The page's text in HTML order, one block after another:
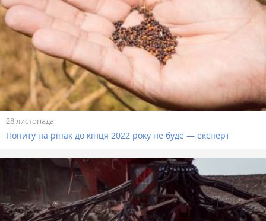
28 листопада
Попиту на ріпак до кінця 2022 року не буде — експерт